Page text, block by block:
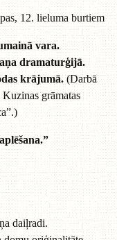
12. lieluma burtiem
vara.
dramaturģijā.
krājumā.(Darbā
grāmatas
daiļradi.